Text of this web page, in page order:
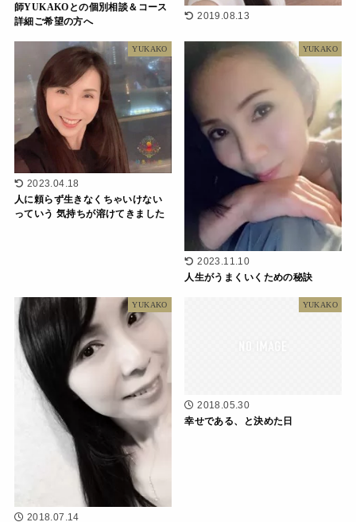
師YUKAKOとの個別相談＆コース
詳細ご希望の方へ
2019.08.13
YUKAKO
2023.04.18
人に頼らず生きなくちゃいけない
っていう 気持ちが溶けてきました
YUKAKO
2023.11.10
人生がうまくいくための秘訣
YUKAKO
2018.07.14
YUKAKO
2018.05.30
幸せである、と決めた日